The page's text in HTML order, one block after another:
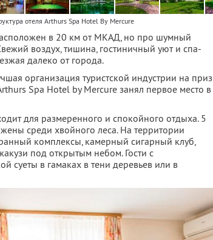
отеля Arthurs Spa Hotel By Mercure
в 20 км от МКАД, но про шумный
воздух, тишина, гостиничный уют и спа-
далеко от города.
организация туристской индустрии на приз
Spa Hotel by Mercure занял первое место в
для размеренного и спокойного отдыха. 5
среди хвойного леса. На территории
комплексы, камерный сигарный клуб,
под открытым небом. Гости с
суеты в гамаках в тени деревьев или в